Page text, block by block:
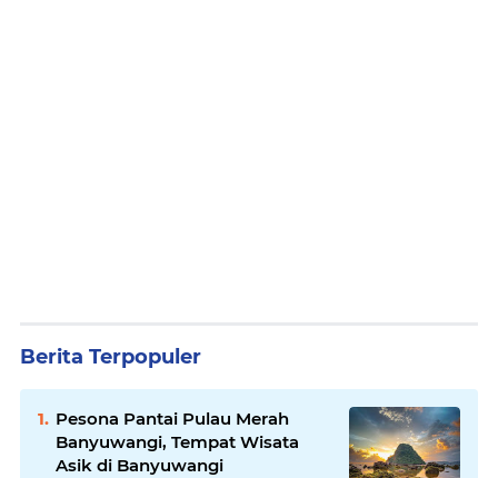
Berita Terpopuler
Pesona Pantai Pulau Merah
Banyuwangi, Tempat Wisata
Asik di Banyuwangi